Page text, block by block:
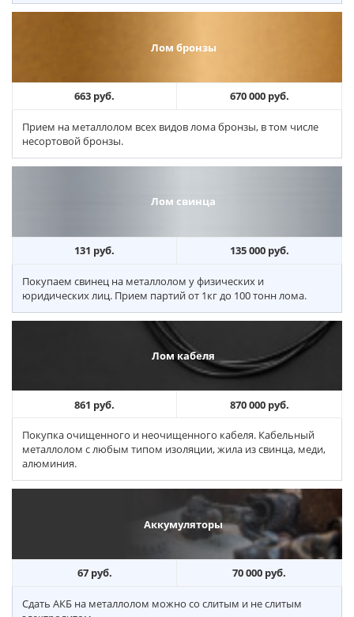
Лом бронзы
663 руб. 670 000 руб.
Прием на металлолом всех видов лома бронзы, в том числе
несортовой бронзы.
Лом свинца
131 руб. 135 000 руб.
Покупаем свинец на металлолом у физических и
юридических лиц. Прием партий от 1кг до 100 тонн лома.
Лом кабеля
861 руб. 870 000 руб.
Покупка очищенного и неочищенного кабеля. Кабельный
металлолом с любым типом изоляции, жила из свинца, меди,
алюминия.
Аккумуляторы
67 руб. 70 000 руб.
Сдать АКБ на металлолом можно со слитым и не слитым